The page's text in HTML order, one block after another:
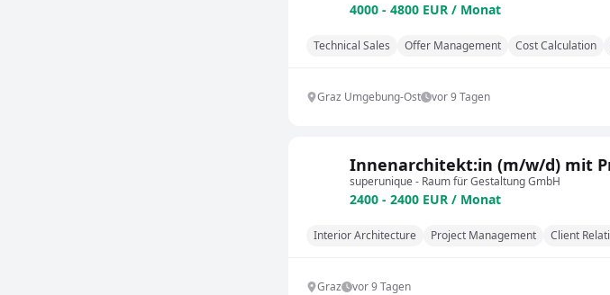
4000 - 4800 EUR / Monat
Technical Sales Offer Management Cost Calculation
Graz Umgebung-Ost vor 9 Tagen
Innenarchitekt:in (m/w/d) mit
superunique - Raum für Gestaltung GmbH
2400 - 2400 EUR / Monat
Interior Architecture Project Management Client
Graz vor 9 Tagen